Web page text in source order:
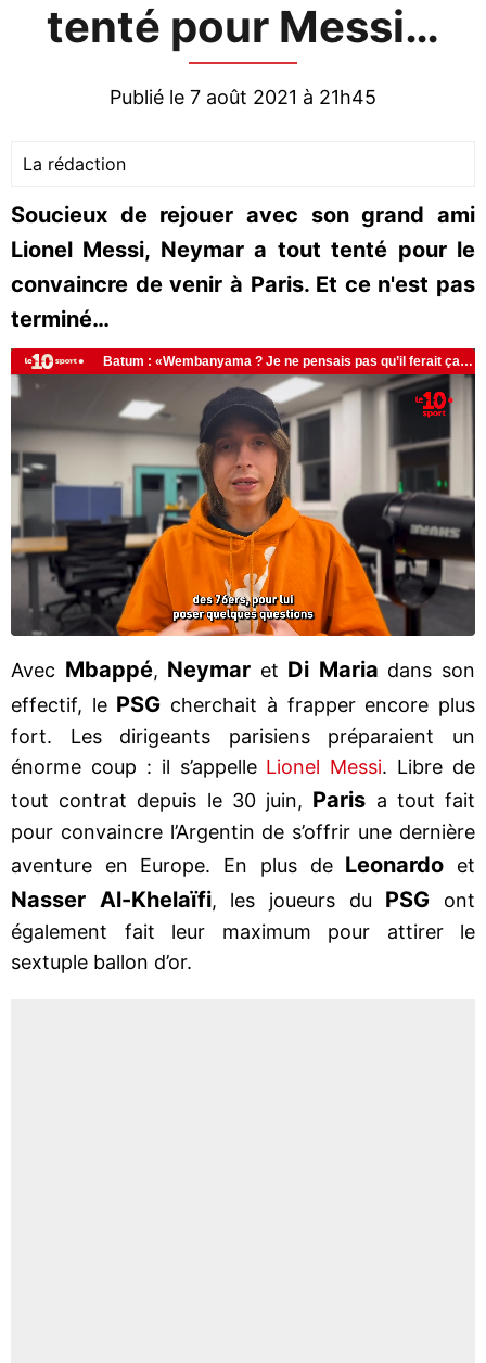
tenté pour Messi…
Publié le 7 août 2021 à 21h45
La rédaction
Soucieux de rejouer avec son grand ami
Lionel Messi, Neymar a tout tenté pour le
convaincre de venir à Paris. Et ce n'est pas
terminé…
Avec Mbappé, Neymar et Di Maria dans son
effectif, le PSG cherchait à frapper encore plus
fort. Les dirigeants parisiens préparaient un
énorme coup : il s’appelle Lionel Messi. Libre de
tout contrat depuis le 30 juin, Paris a tout fait
pour convaincre l’Argentin de s’offrir une dernière
aventure en Europe. En plus de Leonardo et
Nasser Al-Khelaïfi, les joueurs du PSG ont
également fait leur maximum pour attirer le
sextuple ballon d’or.